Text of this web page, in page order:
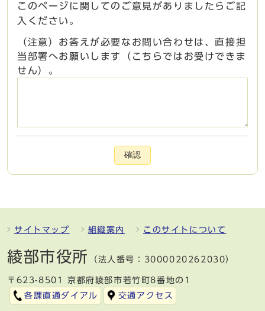
このページに関してのご意見がありましたらご記
入ください。
（注意）お答えが必要なお問い合わせは、直接担
当部署へお願いします（こちらではお受けできま
せん）。
確認
サイトマップ 組織案内 このサイトについて
綾部市役所 （法人番号：3000020262030）
〒623-8501 京都府綾部市若竹町8番地の1
各課直通ダイアル
交通アクセス